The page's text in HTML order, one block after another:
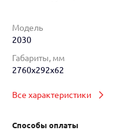
Модель
2030
Габариты, мм
2760x292x62
Все характеристики
Способы оплаты